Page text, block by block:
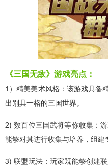
《三国无敌》游戏亮点：
1）精美美术风格：该游戏具备
出别具一格的三国世界。
2) 数百位三国武将等你收集：
能够对其进行收集与培养，组建
3) 联盟玩法：玩家既能够创建